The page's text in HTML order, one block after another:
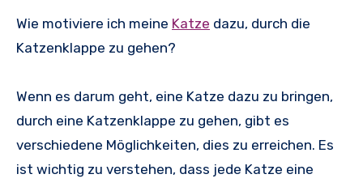
Wie motiviere ich meine Katze dazu, durch die
Katzenklappe zu gehen?
Wenn es darum geht, eine Katze dazu zu bringen,
durch eine Katzenklappe zu gehen, gibt es
verschiedene Möglichkeiten, dies zu erreichen. Es
ist wichtig zu verstehen, dass jede Katze eine